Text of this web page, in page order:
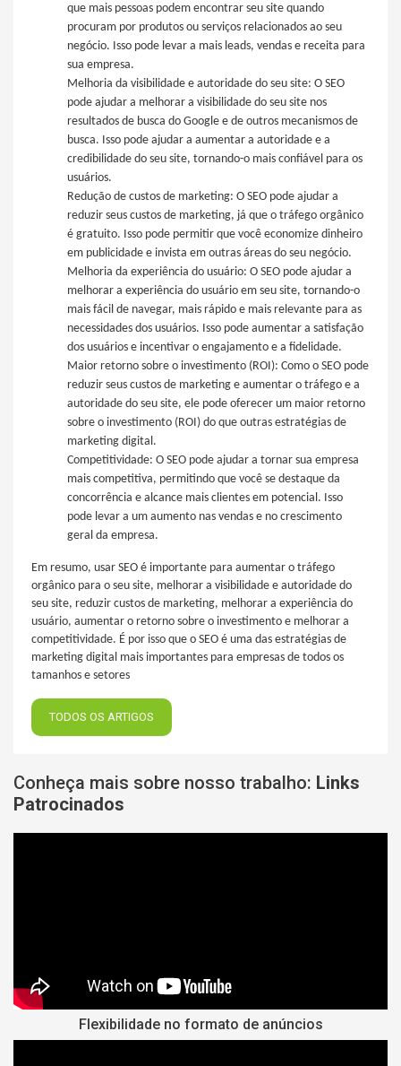
que mais pessoas podem encontrar seu site quando
procuram por produtos ou serviços relacionados ao seu
negócio. Isso pode levar a mais leads, vendas e receita para
sua empresa.
Melhoria da visibilidade e autoridade do seu site: O SEO
pode ajudar a melhorar a visibilidade do seu site nos
resultados de busca do Google e de outros mecanismos de
busca. Isso pode ajudar a aumentar a autoridade e a
credibilidade do seu site, tornando-o mais confiável para os
usuários.
Redução de custos de marketing: O SEO pode ajudar a
reduzir seus custos de marketing, já que o tráfego orgânico
é gratuito. Isso pode permitir que você economize dinheiro
em publicidade e invista em outras áreas do seu negócio.
Melhoria da experiência do usuário: O SEO pode ajudar a
melhorar a experiência do usuário em seu site, tornando-o
mais fácil de navegar, mais rápido e mais relevante para as
necessidades dos usuários. Isso pode aumentar a satisfação
dos usuários e incentivar o engajamento e a fidelidade.
Maior retorno sobre o investimento (ROI): Como o SEO pode
reduzir seus custos de marketing e aumentar o tráfego e a
autoridade do seu site, ele pode oferecer um maior retorno
sobre o investimento (ROI) do que outras estratégias de
marketing digital.
Competitividade: O SEO pode ajudar a tornar sua empresa
mais competitiva, permitindo que você se destaque da
concorrência e alcance mais clientes em potencial. Isso
pode levar a um aumento nas vendas e no crescimento
geral da empresa.
Em resumo, usar SEO é importante para aumentar o tráfego
orgânico para o seu site, melhorar a visibilidade e autoridade do
seu site, reduzir custos de marketing, melhorar a experiência do
usuário, aumentar o retorno sobre o investimento e melhorar a
competitividade. É por isso que o SEO é uma das estratégias de
marketing digital mais importantes para empresas de todos os
tamanhos e setores
TODOS OS ARTIGOS
Conheça mais sobre nosso trabalho: Links
Patrocinados
Flexibilidade no formato de anúncios